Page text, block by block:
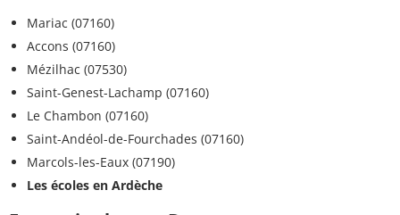
Mariac (07160)
Accons (07160)
Mézilhac (07530)
Saint-Genest-Lachamp (07160)
Le Chambon (07160)
Saint-Andéol-de-Fourchades (07160)
Marcols-les-Eaux (07190)
Les écoles en Ardèche